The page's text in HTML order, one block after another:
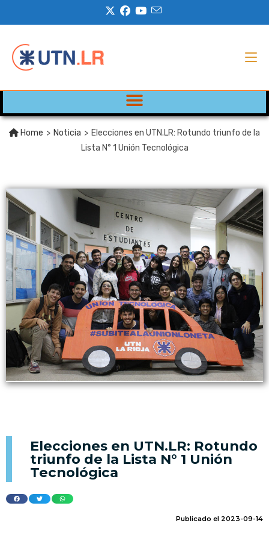
Home > Noticia > Elecciones en UTN.LR: Rotundo triunfo de la
Lista N° 1 Unión Tecnológica
Elecciones en UTN.LR: Rotundo
triunfo de la Lista N° 1 Unión
Tecnológica
Publicado el 2023-09-14